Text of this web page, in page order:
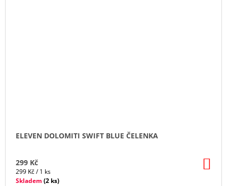
ELEVEN DOLOMITI SWIFT BLUE ČELENKA
299 Kč
Měrná
cena:
299 Kč / 1 ks
Skladem (2 ks)